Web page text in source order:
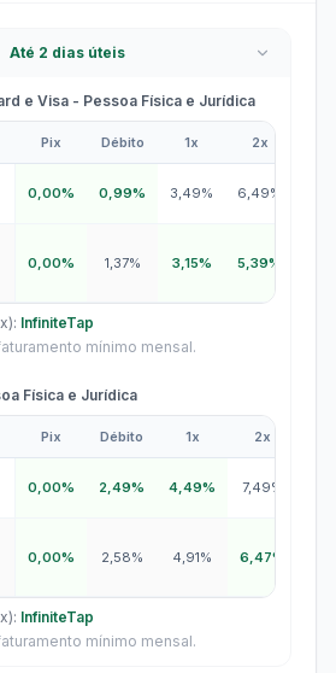
Até 2 dias úteis
e Visa - Pessoa Física e Jurídica
Pix Débito 1x 2x
0,00% 0,99% 3,49% 6,49%
0,00% 1,37% 3,15% 5,39%
InfiniteTap
mínimo mensal.
Física e Jurídica
Pix Débito 1x 2x
0,00% 2,49% 4,49% 7,49%
0,00% 2,58% 4,91% 6,47%
InfiniteTap
mínimo mensal.